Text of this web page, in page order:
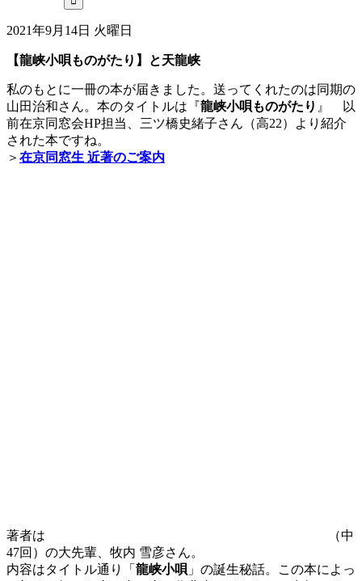
2021年9月14日 火曜日
【龍峡小唄ものがたり】と天龍峡
私のもとに一冊の本が届きました。送ってくれたのは同期の
山田治和さん。本のタイトルは『龍峡小唄ものがたり 』 以
前在京同窓会HP担当、三ツ橋史緒子さん（高22）より紹介
された本ですね。
＞ 在京同窓生 近著のご案内
著者は
（中
47回）の大先輩、牧内 雪彦さん。
内容はタイトル通り「 龍峡小唄 」の誕生秘話。この本によっ